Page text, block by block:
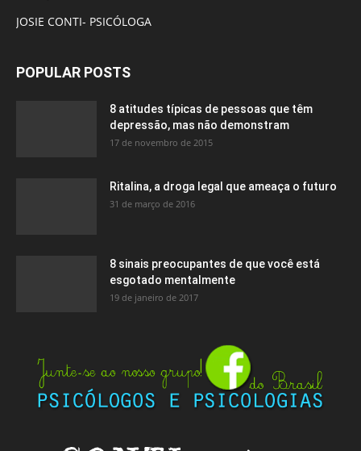
JOSIE CONTI- PSICÓLOGA
POPULAR POSTS
8 atitudes típicas de pessoas que têm
depressão, mas não demonstram
17 de novembro de 2015
Ritalina, a droga legal que ameaça o futuro
31 de março de 2016
8 sinais preocupantes de que você está
esgotado mentalmente
19 de janeiro de 2017